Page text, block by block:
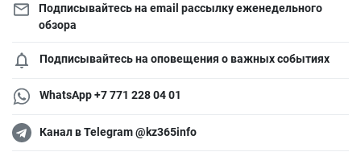
Подписывайтесь на email рассылку еженедельного
обзора
Подписывайтесь на оповещения о важных событиях
WhatsApp +7 771 228 04 01
Канал в Telegram @kz365info